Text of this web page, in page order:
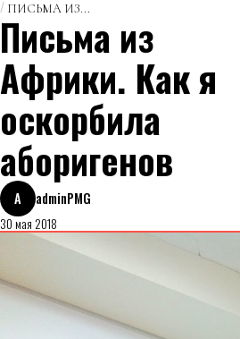
ПИСЬМА ИЗ...
Письма из
Африки. Как я
оскорбила
аборигенов
A
adminPMG
30 мая 2018